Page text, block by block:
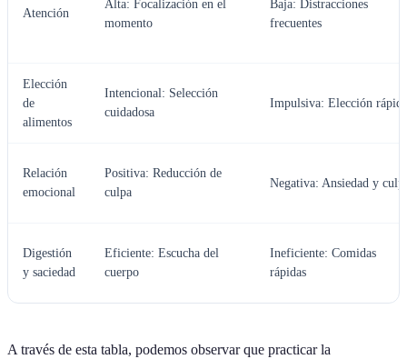
Atención
Alta: Focalización en el
momento
Baja: Distracciones
frecuentes
Elección
de
alimentos
Intencional: Selección
cuidadosa
Impulsiva: Elección rápida
Relación
emocional
Positiva: Reducción de
culpa
Negativa: Ansiedad y
Digestión
y saciedad
Eficiente: Escucha del
cuerpo
Ineficiente: Comidas
rápidas
A través de esta tabla, podemos observar que practicar la